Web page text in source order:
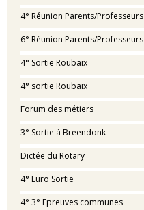
4° Réunion Parents/Professeurs
6° Réunion Parents/Professeurs
4° Sortie Roubaix
4° sortie Roubaix
Forum des métiers
3° Sortie à Breendonk
Dictée du Rotary
4° Euro Sortie
4° 3° Epreuves communes